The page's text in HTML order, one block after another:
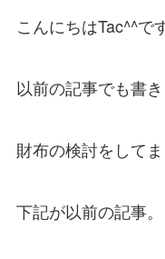
こんにちはTac^^で
以前の記事でも書き
財布の検討をしてま
下記が以前の記事。